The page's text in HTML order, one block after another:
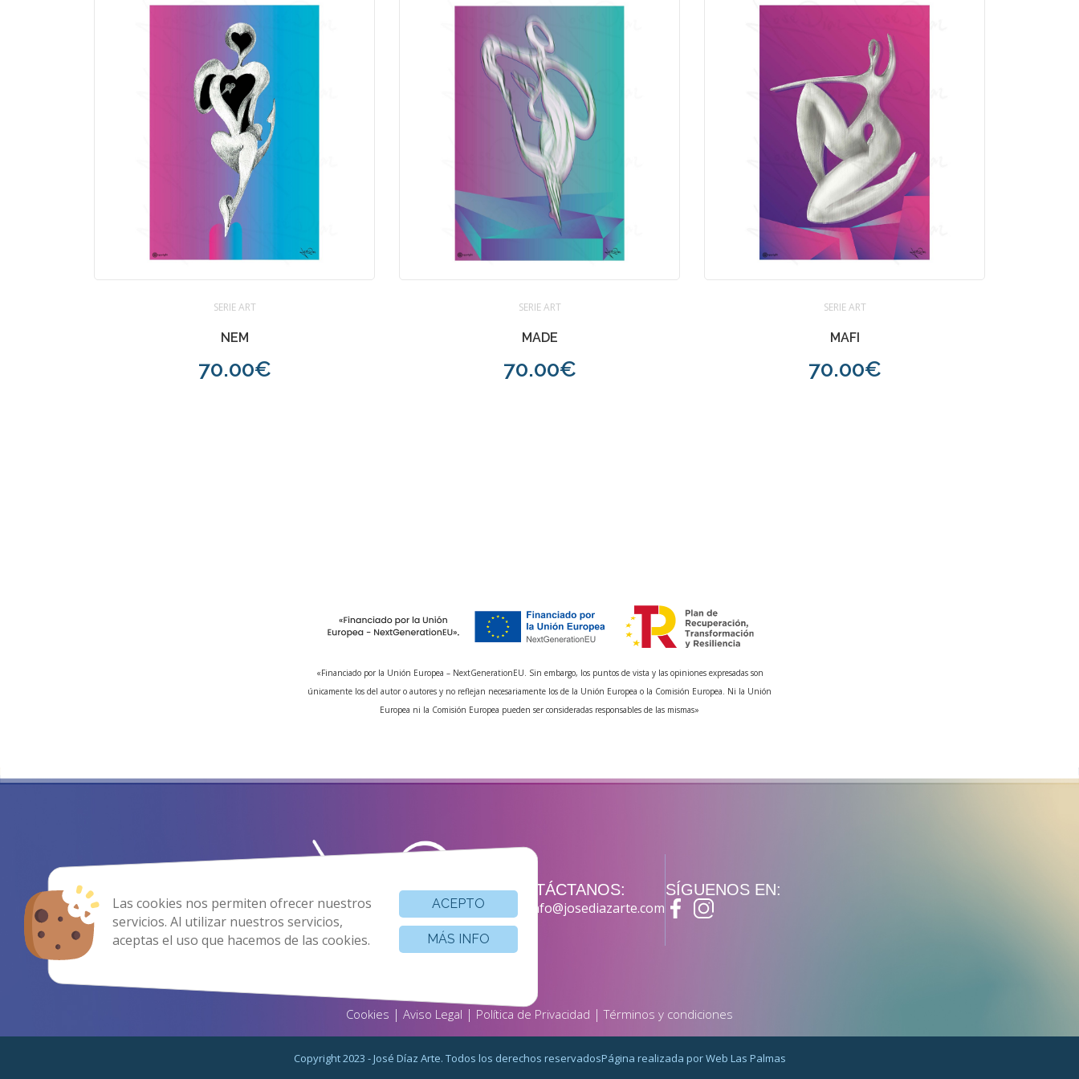
Las cookies nos permiten ofrecer nuestros
servicios. Al utilizar nuestros servicios,
aceptas el uso que hacemos de las cookies.
ACEPTO
MÁS INFO
SERIE ART
NEM
70.00€
SERIE ART
MADE
70.00€
SERIE ART
MAFI
70.00€
«Financiado por la Unión Europea – NextGenerationEU. Sin embargo, los puntos de vista y las opiniones expresadas son
únicamente los del autor o autores y no reflejan necesariamente los de la Unión Europea o la Comisión Europea. Ni la Unión
Europea ni la Comisión Europea pueden ser consideradas responsables de las mismas»
CONTÁCTANOS:
info@josediazarte.com
SÍGUENOS EN:
Cookies | Aviso Legal | Política de Privacidad |Términos y condiciones
Copyright 2023 - José Díaz Arte. Todos los derechos reservadosPágina realizada porWeb Las Palmas